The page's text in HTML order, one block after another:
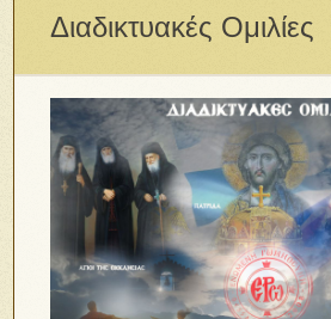
Διαδικτυακές Ομιλίες